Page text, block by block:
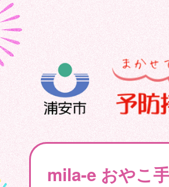
mila-e おやこ